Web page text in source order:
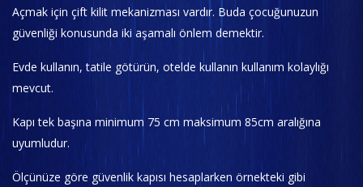
Açmak için çift kilit mekanizması vardır. Buda çocuğunuzun
güvenliği konusunda iki aşamalı önlem demektir.
Evde kullanın, tatile götürün, otelde kullanın kullanım kolaylığı
mevcut.
Kapı tek başına minimum 75 cm maksimum 85cm aralığına
uyumludur.
Ölçünüze göre güvenlik kapısı hesaplarken örnekteki gibi